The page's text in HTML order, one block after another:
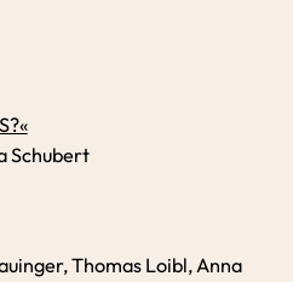
Schubert
Thomas Loibl, Anna